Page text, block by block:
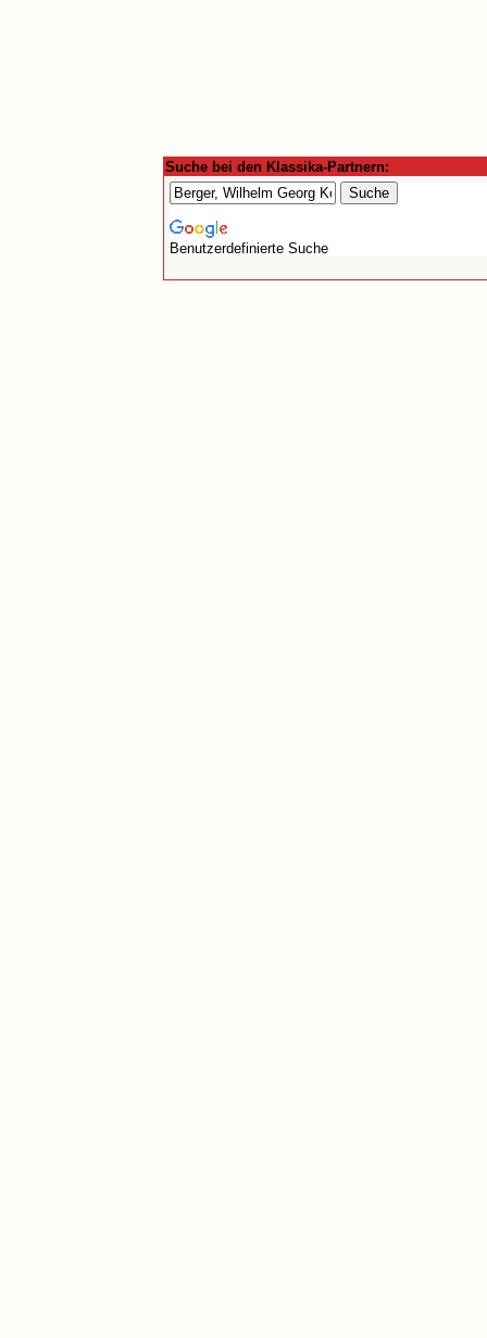
Suche bei den Klassika-Partnern:
Benutzerdefinierte Suche